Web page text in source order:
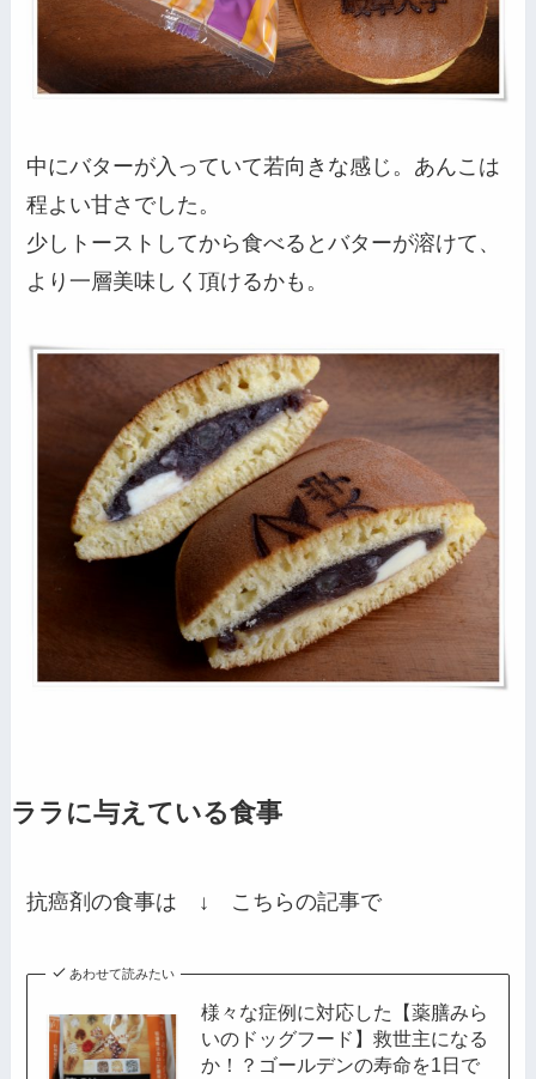
中にバターが入っていて若向きな感じ。あんこは
程よい甘さでした。
少しトーストしてから食べるとバターが溶けて、
より一層美味しく頂けるかも。
ララに与えている食事
抗癌剤の食事は ↓ こちらの記事で
あわせて読みたい
様々な症例に対応した【薬膳みら
いのドッグフード】救世主になる
か！？ゴールデンの寿命を1日で